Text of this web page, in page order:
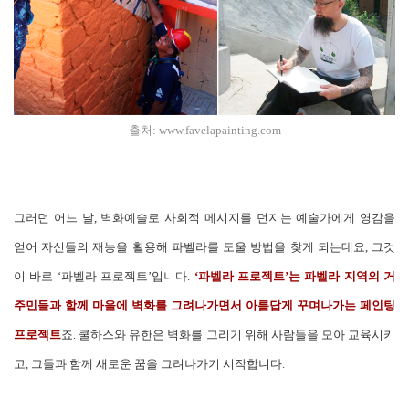
출처: www.favelapainting.com
그러던 어느 날, 벽화예술로 사회적 메시지를 던지는 예술가에게 영감을
얻어 자신들의 재능을 활용해 파벨라를 도울 방법을 찾게 되는데요, 그것
이 바로 ‘파벨라 프로젝트’입니다. ‘파벨라 프로젝트’는 파벨라 지역의 거
주민들과 함께 마을에 벽화를 그려나가면서 아름답게 꾸며나가는 페인팅
프로젝트죠. 쿨하스와 유한은 벽화를 그리기 위해 사람들을 모아 교육시키
고, 그들과 함께 새로운 꿈을 그려나가기 시작합니다.